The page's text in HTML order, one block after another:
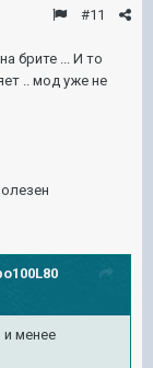
#11
брите ... И то
.. мод уже не
и менее